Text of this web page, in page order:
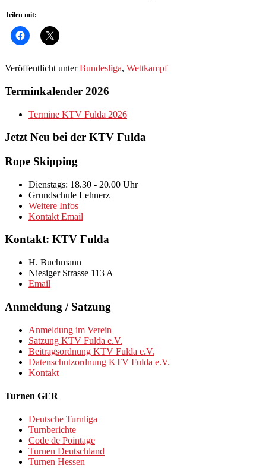
Teilen mit:
Veröffentlicht unter Bundesliga, Wettkampf
Terminkalender 2026
Termine KTV Fulda 2026
Jetzt Neu bei der KTV Fulda
Rope Skipping
Dienstags: 18.30 - 20.00 Uhr
Grundschule Lehnerz
Weitere Infos
Kontakt Email
Kontakt: KTV Fulda
H. Buchmann
Niesiger Strasse 113 A
Email
Anmeldung / Satzung
Anmeldung im Verein
Satzung KTV Fulda e.V.
Beitragsordnung KTV Fulda e.V.
Datenschutzordnung KTV Fulda e.V.
Kontakt
Turnen GER
Deutsche Turnliga
Turnberichte
Code de Pointage
Turnen Deutschland
Turnen Hessen